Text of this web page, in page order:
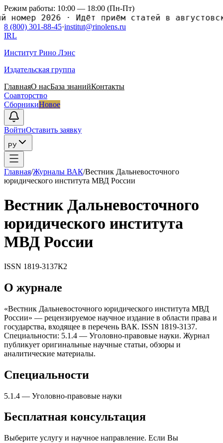
Режим работы: 10:00 — 18:00 (Пн-Пт)
2026·Идёт приём статей в августовский
8 (800) 301-88-45·institut@rinolens.ru
IRL
Институт Рино Лэнс
Издательская группа
ГлавнаяО насБаза знанийКонтакты
Соавторство
СборникиНовое
ВойтиОставить заявку
РУ
Главная/Журналы ВАК/Вестник Дальневосточного
юридического института МВД России
Вестник Дальневосточного
юридического института
МВД России
ISSN 1819-3137К2
О журнале
«Вестник Дальневосточного юридического института МВД
России» — рецензируемое научное издание в области права и
государства, входящее в перечень ВАК. ISSN 1819-3137.
Специальности: 5.1.4 — Уголовно-правовые науки. Журнал
публикует оригинальные научные статьи, обзоры и
аналитические материалы.
Специальности
5.1.4 — Уголовно-правовые науки
Бесплатная консультация
Выберите услугу и научное направление. Если Вы